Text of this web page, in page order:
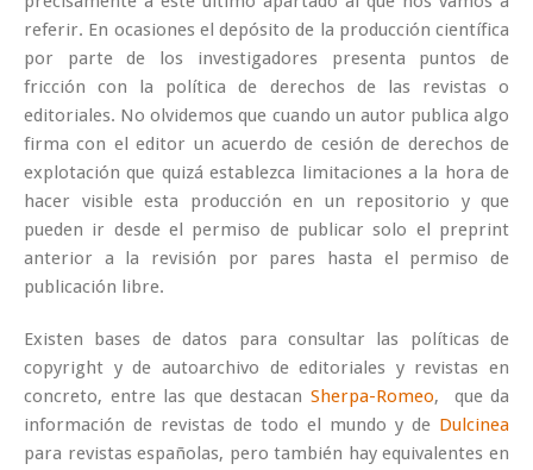
referir. En ocasiones el depósito de la producción científica
por parte de los investigadores presenta puntos de
fricción con la política de derechos de las revistas o
editoriales. No olvidemos que cuando un autor publica algo
firma con el editor un acuerdo de cesión de derechos de
explotación que quizá establezca limitaciones a la hora de
hacer visible esta producción en un repositorio y que
pueden ir desde el permiso de publicar solo el preprint
anterior a la revisión por pares hasta el permiso de
publicación libre.
Existen bases de datos para consultar las políticas de
copyright y de autoarchivo de editoriales y revistas en
concreto, entre las que destacan Sherpa-Romeo, que da
información de revistas de todo el mundo y de Dulcinea
para revistas españolas, pero también hay equivalentes en